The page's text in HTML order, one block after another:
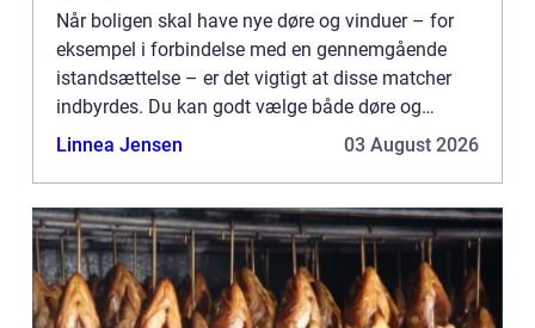
Når boligen skal have nye døre og vinduer – for
eksempel i forbindelse med en gennemgående
istandsættelse – er det vigtigt at disse matcher
indbyrdes. Du kan godt vælge både døre og
vinduer i forskellige modeller. De bør dog holde
Linnea Jensen 03 August 2026